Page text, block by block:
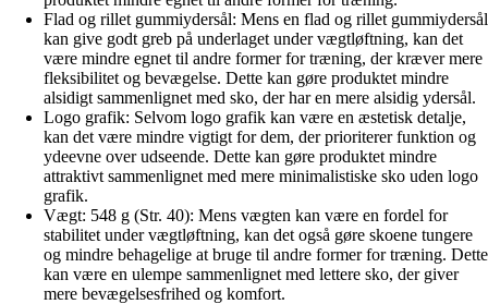
Flad og rillet gummiydersål: Mens en flad og rillet gummiydersål
kan give godt greb på underlaget under vægtløftning, kan det
være mindre egnet til andre former for træning, der kræver mere
fleksibilitet og bevægelse. Dette kan gøre produktet mindre
alsidigt sammenlignet med sko, der har en mere alsidig ydersål.
Logo grafik: Selvom logo grafik kan være en æstetisk detalje,
kan det være mindre vigtigt for dem, der prioriterer funktion og
ydeevne over udseende. Dette kan gøre produktet mindre
attraktivt sammenlignet med mere minimalistiske sko uden logo
grafik.
Vægt: 548 g (Str. 40): Mens vægten kan være en fordel for
stabilitet under vægtløftning, kan det også gøre skoene tungere
og mindre behagelige at bruge til andre former for træning. Dette
kan være en ulempe sammenlignet med lettere sko, der giver
mere bevægelsesfrihed og komfort.